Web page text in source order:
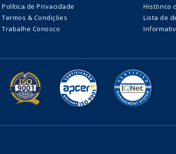
Política de Privacidade
Termos & Condições
Trabalhe Conosco
Histórico
Lista de